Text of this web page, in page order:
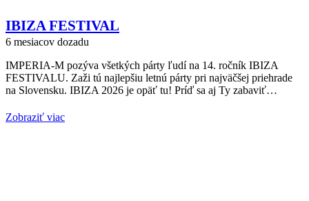
IBIZA FESTIVAL
6 mesiacov dozadu
IMPERIA-M pozýva všetkých párty ľudí na 14. ročník IBIZA
FESTIVALU. Zaži tú najlepšiu letnú párty pri najväčšej priehrade
na Slovensku. IBIZA 2026 je opäť tu! Príď sa aj Ty zabaviť…
Zobraziť viac